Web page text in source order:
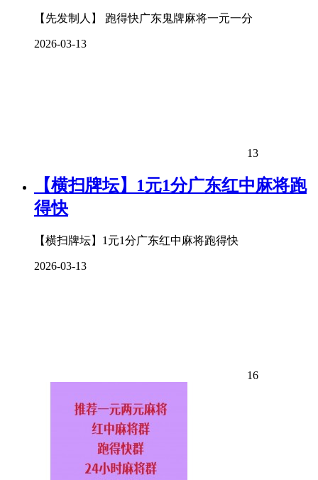
【先发制人】 跑得快广东鬼牌麻将一元一分
2026-03-13
13
【横扫牌坛】1元1分广东红中麻将跑
得快
【横扫牌坛】1元1分广东红中麻将跑得快
2026-03-13
16